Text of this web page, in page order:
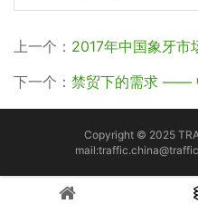
上一个： 2017年中国象牙市
下一个： 禁贸下的需求 ——
Copyright © 2025